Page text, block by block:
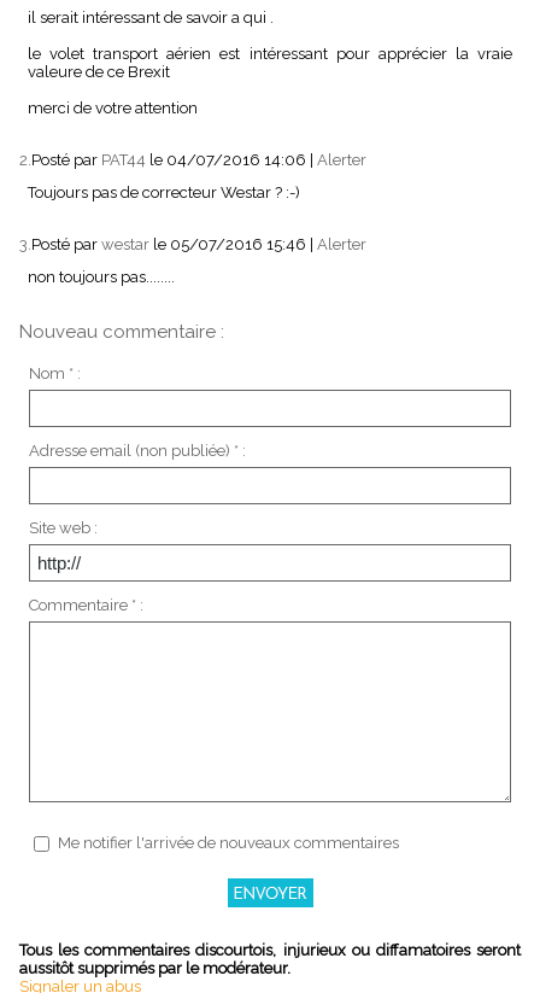
il serait intéressant de savoir a qui .
le volet transport aérien est intéressant pour apprécier la vraie
valeure de ce Brexit
merci de votre attention
2.Posté par PAT44 le 04/07/2016 14:06
Alerter
Toujours pas de correcteur Westar ? :-)
3.Posté par westar le 05/07/2016 15:46
Alerter
non toujours pas........
Nouveau commentaire :
Nom * :
Adresse email (non publiée) * :
Site web :
Commentaire * :
Me notifier l'arrivée de nouveaux commentaires
Tous les commentaires discourtois, injurieux ou diffamatoires seront
aussitôt supprimés par le modérateur.
Signaler un abus